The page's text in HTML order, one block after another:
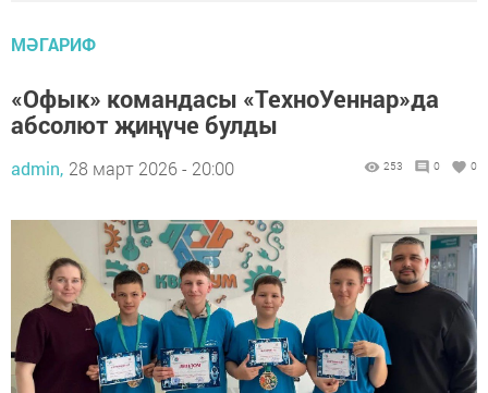
МӘГАРИФ
«Офык» командасы «ТехноУеннар»да
абсолют җиңүче булды
admin, 28 март 2026 - 20:00 253 0 0